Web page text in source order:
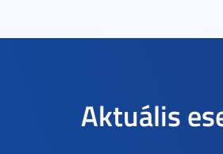
Aktuális